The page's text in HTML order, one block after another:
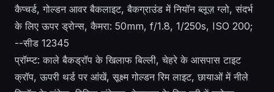
कैप्चर्ड, गोल्डन आवर बैकलाइट, बैकग्राउंड में नियॉन ब्लूज़ ग्लो, संदर्भ
के लिए ऊपर ड्रोन्स, कैमरा: 50mm, f/1.8, 1/250s, ISO 200;
--सीड 12345
प्रॉम्प्ट: काले बैकड्रॉप के खिलाफ बिल्ली, चेहरे के आसपास टाइट
क्रॉप, ऊपरी थर्ड पर आंखें, सूक्ष्म गोल्डन रिम लाइट, छायाओं में नीले